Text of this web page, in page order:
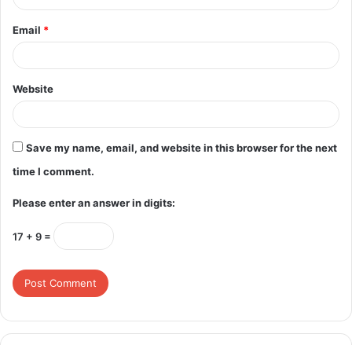
Email *
Website
Save my name, email, and website in this browser for the next
time I comment.
Please enter an answer in digits:
17 + 9 =